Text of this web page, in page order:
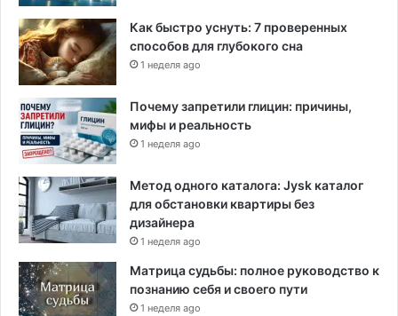
п
р
к
р
о
а
Как быстро уснуть: 7 проверенных
способов для глубокого сна
1 неделя ago
Почему запретили глицин: причины,
мифы и реальность
1 неделя ago
Метод одного каталога: Jysk каталог
для обстановки квартиры без
дизайнера
1 неделя ago
Матрица судьбы: полное руководство к
познанию себя и своего пути
1 неделя ago